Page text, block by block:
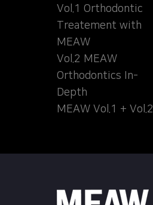
Vol.1 Orthodontic
Treatement with
MEAW
Vol.2 MEAW
Orthodontics In-
Depth
MEAW Vol.1 + Vol.2